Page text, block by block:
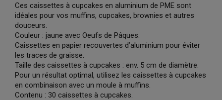
Ces caissettes à cupcakes en aluminium de PME sont
idéales pour vos muffins, cupcakes, brownies et autres
douceurs.
Couleur : jaune avec Oeufs de Pâques.
Caissettes en papier recouvertes d’aluminium pour éviter
les traces de graisse.
Taille des caissettes à cupcakes : env. 5 cm de diamètre.
Pour un résultat optimal, utilisez les caissettes à cupcakes
en combinaison avec un moule à muffins.
Contenu : 30 caissettes à cupcakes.